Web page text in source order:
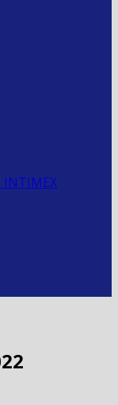
INTIMEX